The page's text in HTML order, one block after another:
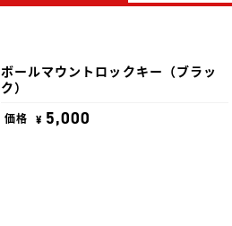
ボールマウントロックキー（ブラッ
ク）
価格 ¥ 5,000